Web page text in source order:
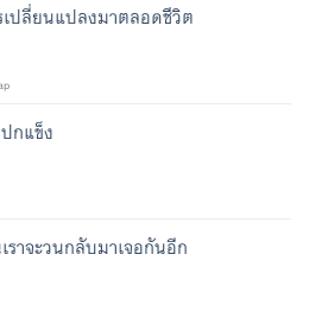
ปลี่ยนแปลงมาตลอดชีวิต
กแข็ง
ราจะวนกลับมาเจอกันอีก